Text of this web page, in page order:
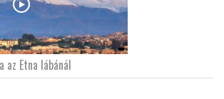
az Etna lábánál